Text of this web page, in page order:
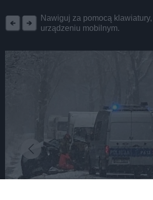
Nawiguj za pomocą
urządzeniu mobilnym.